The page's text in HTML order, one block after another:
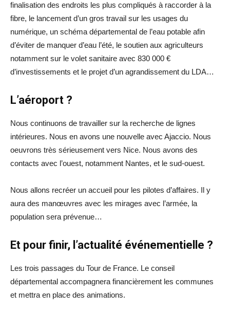
finalisation des endroits les plus compliqués à raccorder à la
fibre, le lancement d’un gros travail sur les usages du
numérique, un schéma départemental de l’eau potable afin
d’éviter de manquer d’eau l’été, le soutien aux agriculteurs
notamment sur le volet sanitaire avec 830 000 €
d’investissements et le projet d’un agrandissement du LDA…
L’aéroport ?
Nous continuons de travailler sur la recherche de lignes
intérieures. Nous en avons une nouvelle avec Ajaccio. Nous
oeuvrons très sérieusement vers Nice. Nous avons des
contacts avec l’ouest, notamment Nantes, et le sud-ouest.
Nous allons recréer un accueil pour les pilotes d’affaires. Il y
aura des manœuvres avec les mirages avec l’armée, la
population sera prévenue…
Et pour finir, l’actualité événementielle ?
Les trois passages du Tour de France. Le conseil
départemental accompagnera financièrement les communes
et mettra en place des animations.